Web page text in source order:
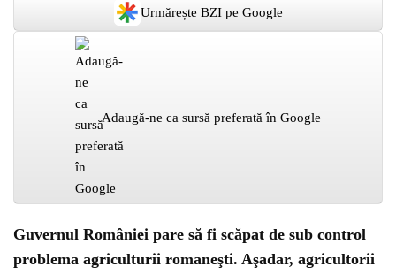
Urmărește BZI pe Google
Adaugă-ne ca sursă preferată în Google
Guvernul României pare să fi scăpat de sub control
problema agriculturii romaneşti. Aşadar, agricultorii